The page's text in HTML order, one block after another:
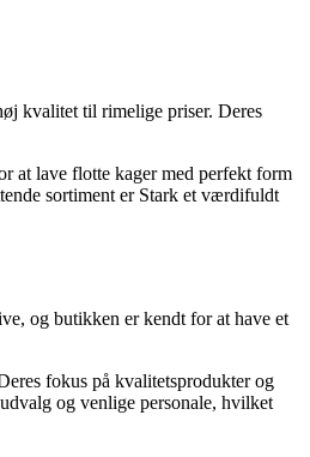
kvalitet til rimelige priser. Deres
at lave flotte kager med perfekt form
sortiment er Stark et værdifuldt
og butikken er kendt for at have et
fokus på kvalitetsprodukter og
og venlige personale, hvilket